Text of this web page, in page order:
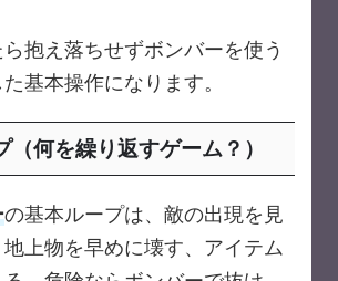
抱え落ちせずボンバーを使う
た基本操作になります。
（何を繰り返すゲーム？）
の基本ループは、敵の出現を見
上物を早めに壊す、アイテム